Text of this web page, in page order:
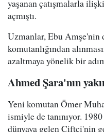
yaşanan çatışmalarla
açmıştı.
Uzmanlar, Ebu
komutanlığından
azaltmaya yönelik bir
Ahmed Şara'nın
Yeni komutan Ömer
ismiyle de tanınıyor.
dünyaya gelen Çiftçi'nin